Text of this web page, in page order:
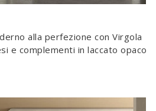
alla perfezione con Virgola
e complementi in laccato opaco